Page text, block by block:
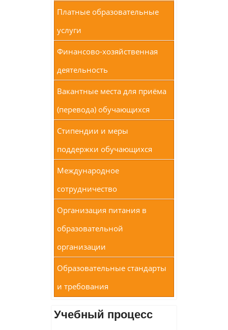
Платные образовательные
услуги
Финансово-хозяйственная
деятельность
Вакантные места для приёма
(перевода) обучающихся
Стипендии и меры
поддержки обучающихся
Международное
сотрудничество
Организация питания в
образовательной
организации
Образовательные стандарты
и требования
Учебный процесс